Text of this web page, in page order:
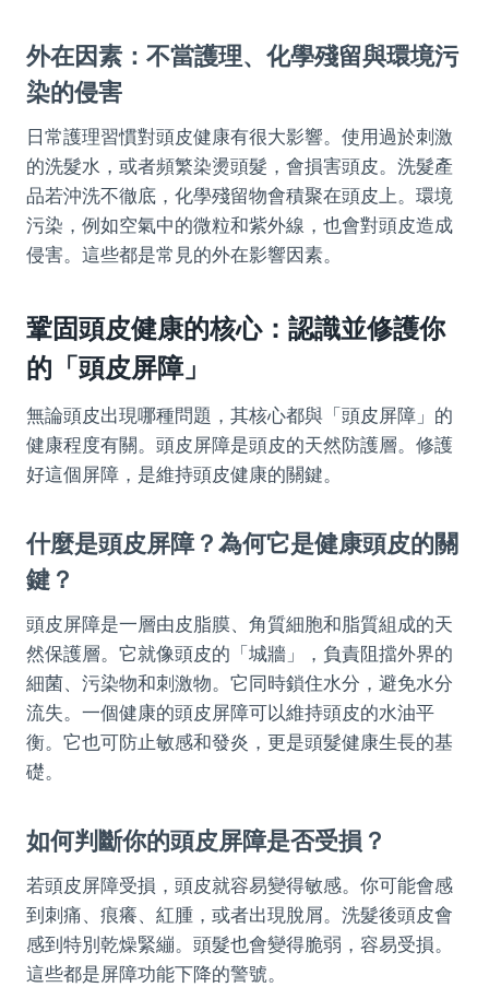
外在因素：不當護理、化學殘留與環境污
染的侵害
日常護理習慣對頭皮健康有很大影響。使用過於刺激
的洗髮水，或者頻繁染燙頭髮，會損害頭皮。洗髮產
品若沖洗不徹底，化學殘留物會積聚在頭皮上。環境
污染，例如空氣中的微粒和紫外線，也會對頭皮造成
侵害。這些都是常見的外在影響因素。
鞏固頭皮健康的核心：認識並修護你
的「頭皮屏障」
無論頭皮出現哪種問題，其核心都與「頭皮屏障」的
健康程度有關。頭皮屏障是頭皮的天然防護層。修護
好這個屏障，是維持頭皮健康的關鍵。
什麼是頭皮屏障？為何它是健康頭皮的關
鍵？
頭皮屏障是一層由皮脂膜、角質細胞和脂質組成的天
然保護層。它就像頭皮的「城牆」，負責阻擋外界的
細菌、污染物和刺激物。它同時鎖住水分，避免水分
流失。一個健康的頭皮屏障可以維持頭皮的水油平
衡。它也可防止敏感和發炎，更是頭髮健康生長的基
礎。
如何判斷你的頭皮屏障是否受損？
若頭皮屏障受損，頭皮就容易變得敏感。你可能會感
到刺痛、痕癢、紅腫，或者出現脫屑。洗髮後頭皮會
感到特別乾燥緊繃。頭髮也會變得脆弱，容易受損。
這些都是屏障功能下降的警號。